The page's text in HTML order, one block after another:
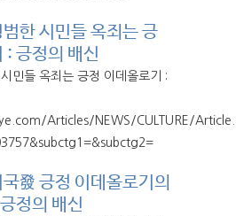
한 시민들 옥죄는 긍
: 긍정의 배신
민들 옥죄는 긍정 이데올로기 :
Articles/NEWS/CULTURE/
發 긍정 이데올로기의
정의 배신